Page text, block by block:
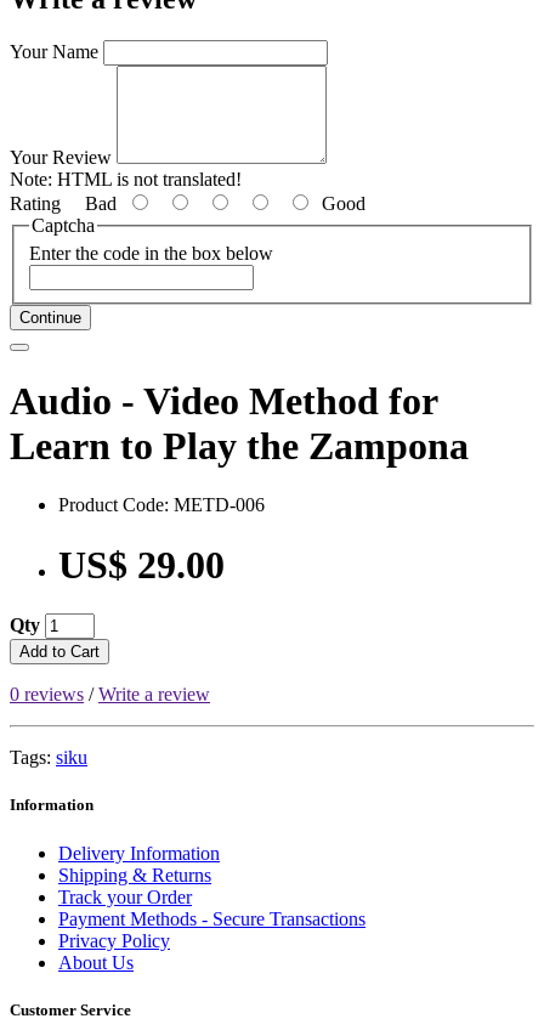
Your Name
Your Review
Note: HTML is not translated!
Rating Bad
Good
Captcha
Enter the code in the box below
Continue
Audio - Video Method for
Learn to Play the Zampona
Product Code: METD-006
US$ 29.00
Qty
Add to Cart
0 reviews /Write a review
Tags: siku
Information
Delivery Information
Shipping & Returns
Track your Order
Payment Methods - Secure Transactions
Privacy Policy
About Us
Customer Service